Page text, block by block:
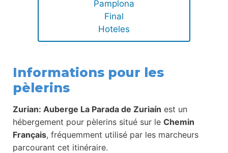
Pamplona
Final
Hoteles
Informations pour les
pèlerins
Zurian: Auberge La Parada de Zuriaín est un
hébergement pour pèlerins situé sur le Chemin
Français, fréquemment utilisé par les marcheurs
parcourant cet itinéraire.